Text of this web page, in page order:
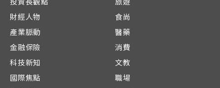
財經人物
產業脈動
金融保險
科技新知
國際焦點
食尚
醫藥
消費
文教
職場